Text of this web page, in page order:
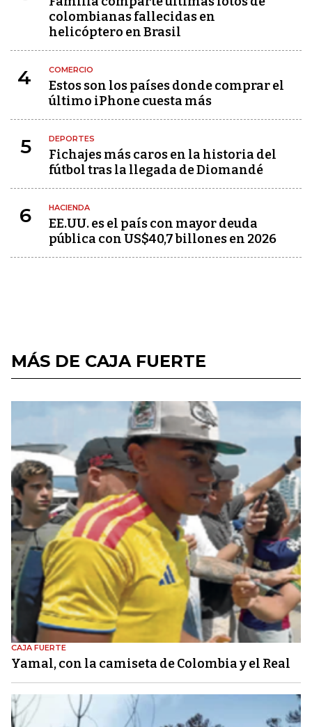
colombianas fallecidas en
helicóptero en Brasil
4 COMERCIO
Estos son los países donde comprar el
último iPhone cuesta más
5 DEPORTES
Fichajes más caros en la historia del
fútbol tras la llegada de Diomandé
6 HACIENDA
EE.UU. es el país con mayor deuda
pública con US$40,7 billones en 2026
MÁS DE CAJA FUERTE
CAJA FUERTE
Yamal, con la camiseta de Colombia y el Real